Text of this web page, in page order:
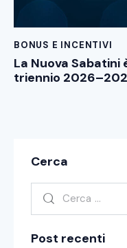
BONUS E INCENTIVI
La Nuova
triennio
Cerca
Post recenti